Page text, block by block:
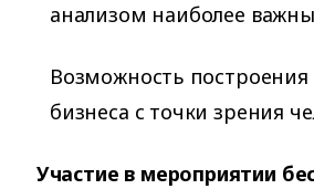
анализом наиболее
Возможность
бизнеса с точки зрения
Участие в мероприятии